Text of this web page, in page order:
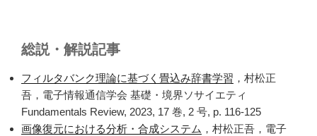
総説・解説記事
フィルタバンク理論に基づく畳込み辞書学習 ，村松正
吾，電子情報通信学会 基礎・境界ソサイエティ
Fundamentals Review, 2023, 17 巻, 2 号, p. 116-125
画像復元における分析・合成システム ，村松正吾，電子